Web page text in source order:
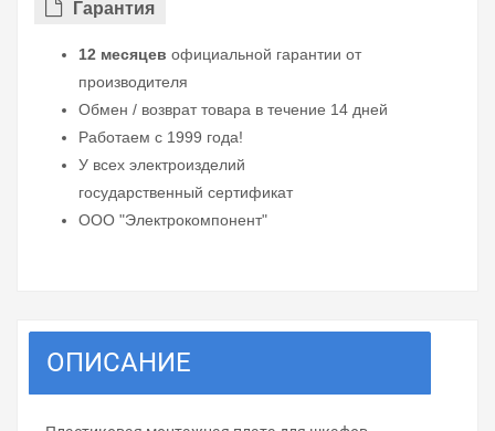
Гарантия
12 месяцев официальной гарантии от
производителя
Обмен / возврат товара в течение 14 дней
Работаем с 1999 года!
У всех электроизделий
государственный сертификат
ООО "Электрокомпонент"
ОПИСАНИЕ